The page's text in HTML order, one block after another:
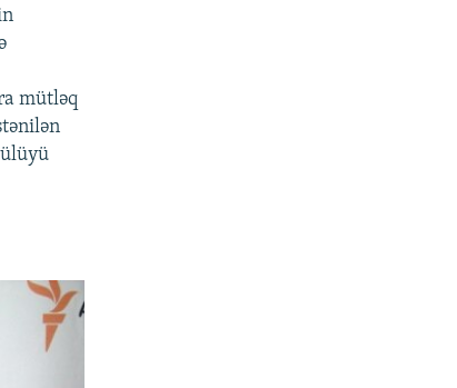
mütləq